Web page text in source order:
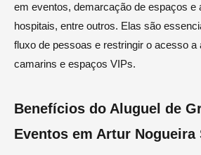
em eventos, demarcação de espaços e
hospitais, entre outros. Elas são
fluxo de pessoas e restringir o acesso a
camarins e espaços VIPs.
Benefícios do Aluguel de
Eventos em Artur Nogueira